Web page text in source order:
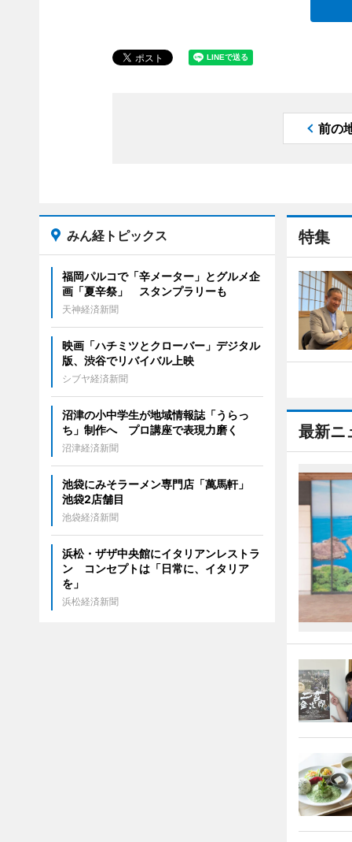
前の
特集
最新ニ
みん経トピックス
福岡パルコで「辛メーター」とグルメ企
画「夏辛祭」 スタンプラリーも
天神経済新聞
映画「ハチミツとクローバー」デジタル
版、渋谷でリバイバル上映
シブヤ経済新聞
沼津の小中学生が地域情報誌「うらっ
ち」制作へ プロ講座で表現力磨く
沼津経済新聞
池袋にみそラーメン専門店「萬馬軒」
池袋2店舗目
池袋経済新聞
浜松・ザザ中央館にイタリアンレストラ
ン コンセプトは「日常に、イタリア
を」
浜松経済新聞